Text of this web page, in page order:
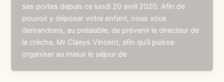
ses portes depuis ce lundi 20 avril 2020. Afin de
pouvoir y déposer votre enfant, nous vous
demandons, au préalable, de prévenir le directeur de
la crèche, Mr Claeys Vincent, afin qu’il puisse
organiser au mieux le séjour de